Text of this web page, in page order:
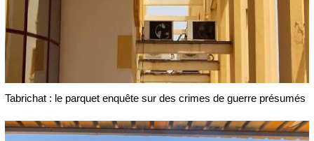
Tabrichat : le parquet enquête sur des crimes de guerre présumés